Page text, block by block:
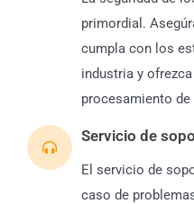
primordial.
cumpla con los
industria y
procesamiento de
Servicio de
El servicio de
caso de